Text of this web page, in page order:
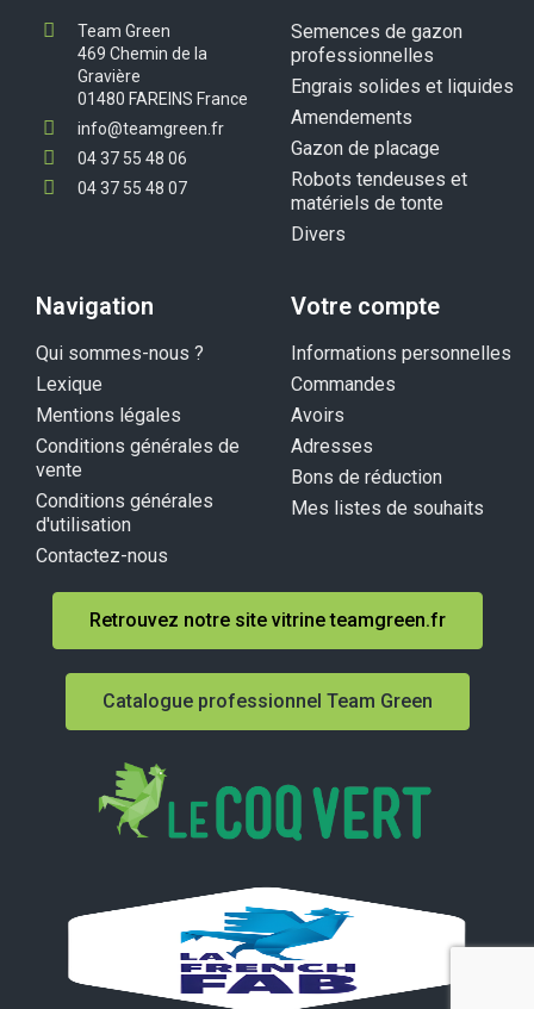
Team Green
469 Chemin de la
Gravière
01480 FAREINS France
info@teamgreen.fr
04 37 55 48 06
04 37 55 48 07
Semences de gazon
professionnelles
Engrais solides et liquides
Amendements
Gazon de placage
Robots tendeuses et
matériels de tonte
Divers
Navigation
Qui sommes-nous ?
Lexique
Mentions légales
Conditions générales de
vente
Conditions générales
d'utilisation
Contactez-nous
Votre compte
Informations personnelles
Commandes
Avoirs
Adresses
Bons de réduction
Mes listes de souhaits
Retrouvez notre site vitrine teamgreen.fr
Catalogue professionnel Team Green